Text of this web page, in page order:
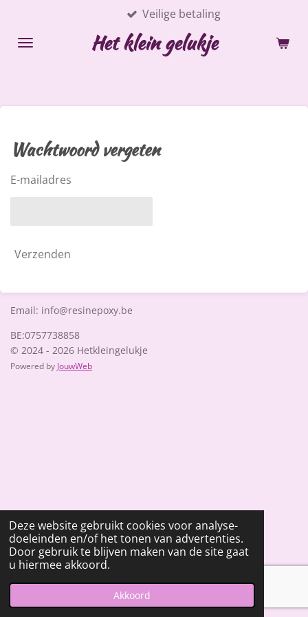
Deze website gebruikt cookies voor analyse-
doeleinden en/of het tonen van advertenties.
Door gebruik te blijven maken van de site gaat
u hiermee akkoord.
Akkoord
naar
Het klein gelukje
Veilige betaling
Wachtwoord vergeten
E-mailadres
Verzenden
Email: info@resinepoxy.be
BE:0757738858
© 2024 - 2026 Hetkleingelukje
Powered by JouwWeb